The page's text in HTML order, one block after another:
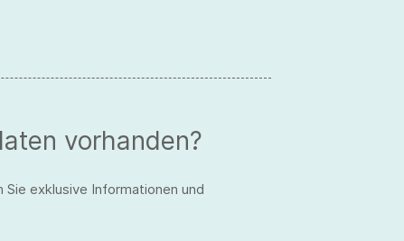
vorhanden?
exklusive Informationen und